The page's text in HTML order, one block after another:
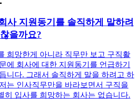
사 지원동기를 솔직하게 말하려
을까요?
희망한게 아니라 직무만 보고 구직활
에 회사에 대한 지원동기를 언급하기
니다. 그래서 솔직하게 말을 하려고 하
는 인사직무만을 바라보면서 구직을
히 입사를 희망하는 회사는 없습니다.